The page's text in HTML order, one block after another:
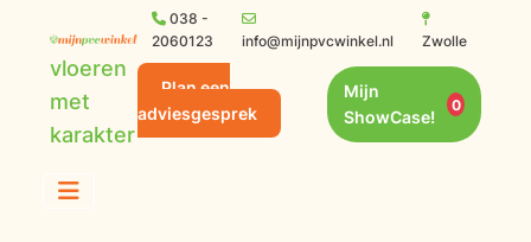
vloeren
met
karakter
038 -
2060123
info@mijnpvcwinkel.nl Zwolle
Plan een
adviesgesprek
Mijn
ShowCase!
0